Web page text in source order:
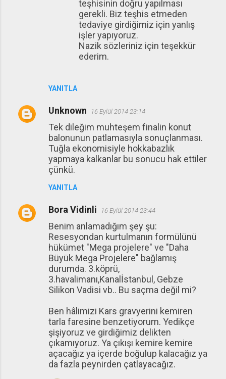
YANITLA
teşhisinin doğru yapılması
gerekli. Biz teşhis etmeden
tedaviye girdiğimiz için yanlış
işler yapıyoruz.
Nazik sözleriniz için teşekkür
ederim.
Unknown 16 Eylül 2014 23:14
Tek dileğim muhteşem finalin konut
balonunun patlamasıyla sonuçlanması.
Tuğla ekonomisiyle hokkabazlık
yapmaya kalkanlar bu sonucu hak ettiler
çünkü.
YANITLA
Bora Vidinli 16 Eylül 2014 23:44
Benim anlamadığım şey şu:
Resesyondan kurtulmanın formülünü
hükümet "Mega projelere" ve "Daha
Büyük Mega Projelere" bağlamış
durumda. 3.köprü,
3.havalimanı,Kanalİstanbul, Gebze
Silikon Vadisi vb.. Bu saçma değil mi?
Ben hâlimizi Kars gravyerini kemiren
tarla faresine benzetiyorum. Yedikçe
şişiyoruz ve girdiğimiz delikten
çıkamıyoruz. Ya çıkışı kemire kemire
açacağız ya içerde boğulup kalacağız ya
da fazla peynirden çatlayacağız.